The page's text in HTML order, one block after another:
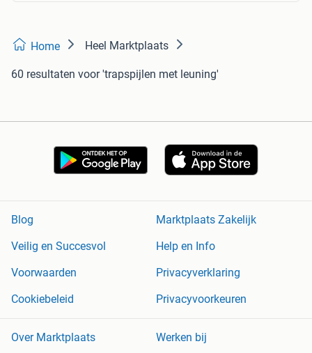
Home Heel Marktplaats
60 resultaten voor 'trapspijlen met leuning'
Blog
Marktplaats Zakelijk
Veilig en Succesvol
Help en Info
Voorwaarden
Privacyverklaring
Cookiebeleid
Privacyvoorkeuren
Over Marktplaats Werken bij